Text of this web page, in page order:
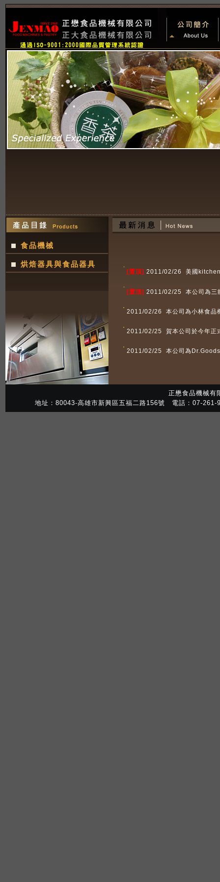
食品機械
烘焙器具與食品器具
[置頂] 2011/02/26 美國
[置頂] 2011/02/25 本公司為三
2011/02/26 本公司為小林食品
2011/02/25 賀本公司於今年正
2011/02/25 本公司為Dr.Goods
正懋食品機械有
地址：80043-高雄市新興區五福二路156號 電話：07-